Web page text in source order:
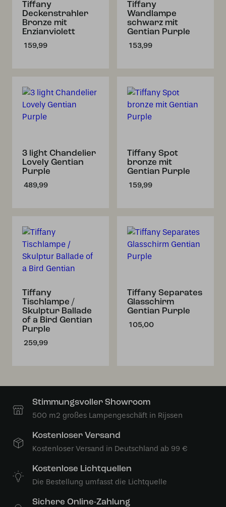
Tiffany
Deckenstrahler
Bronze mit
Enzianviolett
159,99
Tiffany
Wandlampe
schwarz mit
Gentian Purple
153,99
3 light Chandelier
Lovely Gentian
Purple
489,99
Tiffany Spot
bronze mit
Gentian Purple
159,99
Tiffany
Tischlampe /
Skulptur Ballade
of a Bird Gentian
Purple
259,99
Tiffany Separates
Glasschirm
Gentian Purple
105,00
Stimmungsvoller Showroom
500 m2 großes Lampengeschäft in Rijssen
Kostenloser Versand
Kostenloser Versand in Deutschland ab 99 €
Kostenlose Lichtquellen
Die Bestellung umfasst die Lichtquelle
Sichere Online-Zahlung